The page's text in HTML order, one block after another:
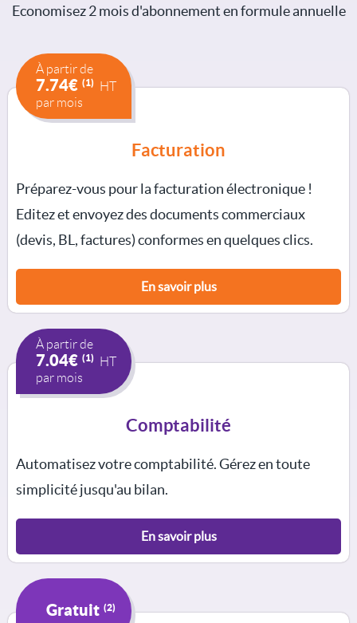
Economisez 2 mois d'abonnement en formule annuelle
À partir de
7.74€ (1)
HT
par mois
Facturation
Préparez-vous pour la facturation électronique !
Editez et envoyez des documents commerciaux
(devis, BL, factures) conformes en quelques clics.
En savoir plus
À partir de
7.04€ (1)
HT
par mois
Comptabilité
Automatisez votre comptabilité. Gérez en toute
simplicité jusqu'au bilan.
En savoir plus
Gratuit (2)